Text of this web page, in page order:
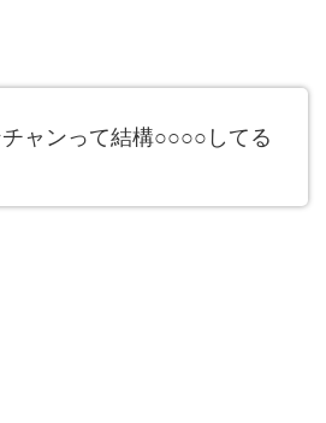
チャンって結構○○○○してる